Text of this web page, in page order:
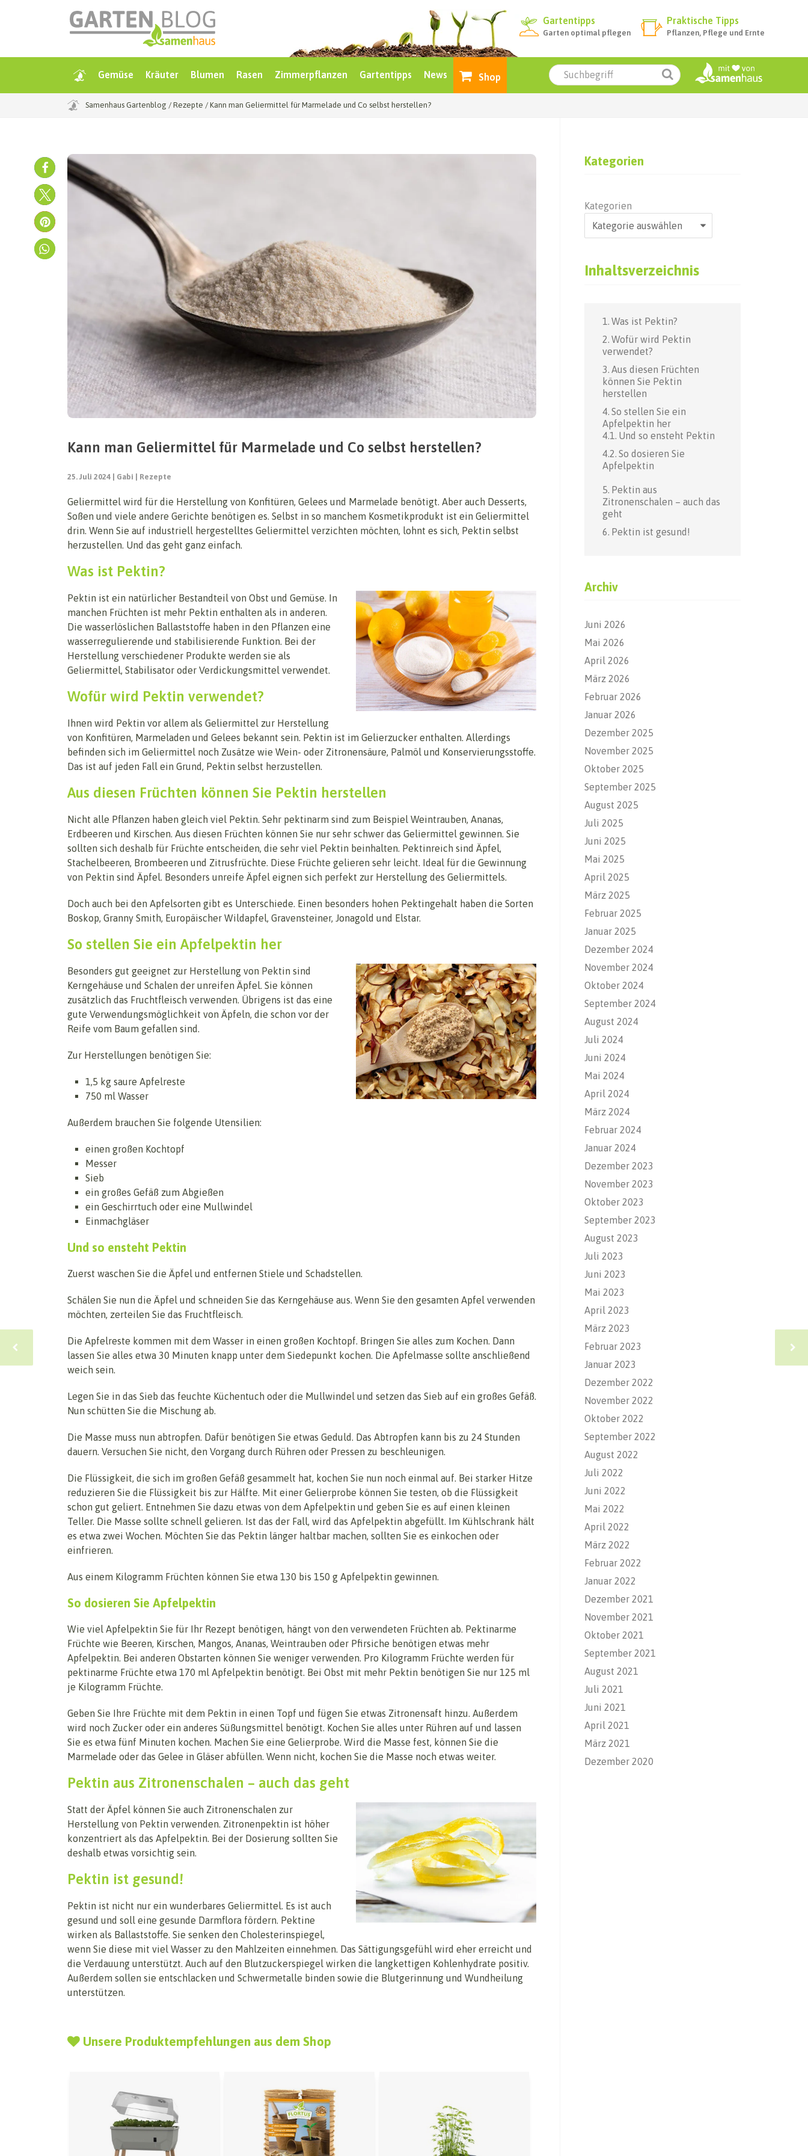
Gartentipps
Garten optimal pflegen
Praktische Tipps
Pflanzen, Pflege und Ernte
Gemüse Kräuter Blumen Rasen Zimmerpflanzen Gartentipps News Shop
Samenhaus Gartenblog / Rezepte / Kann man Geliermittel für Marmelade und Co selbst herstellen?
Kann man Geliermittel für Marmelade und Co selbst herstellen?
25. Juli 2024 Gabi Rezepte
Geliermittel wird für die Herstellung von Konfitüren, Gelees und Marmelade benötigt. Aber auch Desserts,
Soßen und viele andere Gerichte benötigen es. Selbst in so manchem Kosmetikprodukt ist ein Geliermittel
drin. Wenn Sie auf industriell hergestelltes Geliermittel verzichten möchten, lohnt es sich, Pektin selbst
herzustellen. Und das geht ganz einfach.
Was ist Pektin?
Pektin ist ein natürlicher Bestandteil von Obst und Gemüse. In
manchen Früchten ist mehr Pektin enthalten als in anderen.
Die wasserlöslichen Ballaststoffe haben in den Pflanzen eine
wasserregulierende und stabilisierende Funktion. Bei der
Herstellung verschiedener Produkte werden sie als
Geliermittel, Stabilisator oder Verdickungsmittel verwendet.
Wofür wird Pektin verwendet?
Ihnen wird Pektin vor allem als Geliermittel zur Herstellung
von Konfitüren, Marmeladen und Gelees bekannt sein. Pektin ist im Gelierzucker enthalten. Allerdings
befinden sich im Geliermittel noch Zusätze wie Wein- oder Zitronensäure, Palmöl und Konservierungsstoffe.
Das ist auf jeden Fall ein Grund, Pektin selbst herzustellen.
Aus diesen Früchten können Sie Pektin herstellen
Nicht alle Pflanzen haben gleich viel Pektin. Sehr pektinarm sind zum Beispiel Weintrauben, Ananas,
Erdbeeren und Kirschen. Aus diesen Früchten können Sie nur sehr schwer das Geliermittel gewinnen. Sie
sollten sich deshalb für Früchte entscheiden, die sehr viel Pektin beinhalten. Pektinreich sind Äpfel,
Stachelbeeren, Brombeeren und Zitrusfrüchte. Diese Früchte gelieren sehr leicht. Ideal für die Gewinnung
von Pektin sind Äpfel. Besonders unreife Äpfel eignen sich perfekt zur Herstellung des Geliermittels.
Doch auch bei den Apfelsorten gibt es Unterschiede. Einen besonders hohen Pektingehalt haben die Sorten
Boskop, Granny Smith, Europäischer Wildapfel, Gravensteiner, Jonagold und Elstar.
So stellen Sie ein Apfelpektin her
Besonders gut geeignet zur Herstellung von Pektin sind
Kerngehäuse und Schalen der unreifen Äpfel. Sie können
zusätzlich das Fruchtfleisch verwenden. Übrigens ist das eine
gute Verwendungsmöglichkeit von Äpfeln, die schon vor der
Reife vom Baum gefallen sind.
Zur Herstellungen benötigen Sie:
1,5 kg saure Apfelreste
750 ml Wasser
Außerdem brauchen Sie folgende Utensilien:
einen großen Kochtopf
Messer
Sieb
ein großes Gefäß zum Abgießen
ein Geschirrtuch oder eine Mullwindel
Einmachgläser
Und so ensteht Pektin
Zuerst waschen Sie die Äpfel und entfernen Stiele und Schadstellen.
Schälen Sie nun die Äpfel und schneiden Sie das Kerngehäuse aus. Wenn Sie den gesamten Apfel verwenden
möchten, zerteilen Sie das Fruchtfleisch.
Die Apfelreste kommen mit dem Wasser in einen großen Kochtopf. Bringen Sie alles zum Kochen. Dann
lassen Sie alles etwa 30 Minuten knapp unter dem Siedepunkt kochen. Die Apfelmasse sollte anschließend
weich sein.
Legen Sie in das Sieb das feuchte Küchentuch oder die Mullwindel und setzen das Sieb auf ein großes Gefäß.
Nun schütten Sie die Mischung ab.
Die Masse muss nun abtropfen. Dafür benötigen Sie etwas Geduld. Das Abtropfen kann bis zu 24 Stunden
dauern. Versuchen Sie nicht, den Vorgang durch Rühren oder Pressen zu beschleunigen.
Die Flüssigkeit, die sich im großen Gefäß gesammelt hat, kochen Sie nun noch einmal auf. Bei starker Hitze
reduzieren Sie die Flüssigkeit bis zur Hälfte. Mit einer Gelierprobe können Sie testen, ob die Flüssigkeit
schon gut geliert. Entnehmen Sie dazu etwas von dem Apfelpektin und geben Sie es auf einen kleinen
Teller. Die Masse sollte schnell gelieren. Ist das der Fall, wird das Apfelpektin abgefüllt. Im Kühlschrank hält
es etwa zwei Wochen. Möchten Sie das Pektin länger haltbar machen, sollten Sie es einkochen oder
einfrieren.
Aus einem Kilogramm Früchten können Sie etwa 130 bis 150 g Apfelpektin gewinnen.
So dosieren Sie Apfelpektin
Wie viel Apfelpektin Sie für Ihr Rezept benötigen, hängt von den verwendeten Früchten ab. Pektinarme
Früchte wie Beeren, Kirschen, Mangos, Ananas, Weintrauben oder Pfirsiche benötigen etwas mehr
Apfelpektin. Bei anderen Obstarten können Sie weniger verwenden. Pro Kilogramm Früchte werden für
pektinarme Früchte etwa 170 ml Apfelpektin benötigt. Bei Obst mit mehr Pektin benötigen Sie nur 125 ml
je Kilogramm Früchte.
Geben Sie Ihre Früchte mit dem Pektin in einen Topf und fügen Sie etwas Zitronensaft hinzu. Außerdem
wird noch Zucker oder ein anderes Süßungsmittel benötigt. Kochen Sie alles unter Rühren auf und lassen
Sie es etwa fünf Minuten kochen. Machen Sie eine Gelierprobe. Wird die Masse fest, können Sie die
Marmelade oder das Gelee in Gläser abfüllen. Wenn nicht, kochen Sie die Masse noch etwas weiter.
Pektin aus Zitronenschalen – auch das geht
Statt der Äpfel können Sie auch Zitronenschalen zur
Herstellung von Pektin verwenden. Zitronenpektin ist höher
konzentriert als das Apfelpektin. Bei der Dosierung sollten Sie
deshalb etwas vorsichtig sein.
Pektin ist gesund!
Pektin ist nicht nur ein wunderbares Geliermittel. Es ist auch
gesund und soll eine gesunde Darmflora fördern. Pektine
wirken als Ballaststoffe. Sie senken den Cholesterinspiegel,
wenn Sie diese mit viel Wasser zu den Mahlzeiten einnehmen. Das Sättigungsgefühl wird eher erreicht und
die Verdauung unterstützt. Auch auf den Blutzuckerspiegel wirken die langkettigen Kohlenhydrate positiv.
Außerdem sollen sie entschlacken und Schwermetalle binden sowie die Blutgerinnung und Wundheilung
unterstützen.
Unsere Produktempfehlungen aus dem Shop
Kategorien
Kategorien
Inhaltsverzeichnis
Was ist Pektin?
Wofür wird Pektin
verwendet?
Aus diesen Früchten
können Sie Pektin
herstellen
So stellen Sie ein
Apfelpektin her
Und so ensteht Pektin
So dosieren Sie
Apfelpektin
Pektin aus
Zitronenschalen – auch das
geht
Pektin ist gesund!
Archiv
Juni 2026
Mai 2026
April 2026
März 2026
Februar 2026
Januar 2026
Dezember 2025
November 2025
Oktober 2025
September 2025
August 2025
Juli 2025
Juni 2025
Mai 2025
April 2025
März 2025
Februar 2025
Januar 2025
Dezember 2024
November 2024
Oktober 2024
September 2024
August 2024
Juli 2024
Juni 2024
Mai 2024
April 2024
März 2024
Februar 2024
Januar 2024
Dezember 2023
November 2023
Oktober 2023
September 2023
August 2023
Juli 2023
Juni 2023
Mai 2023
April 2023
März 2023
Februar 2023
Januar 2023
Dezember 2022
November 2022
Oktober 2022
September 2022
August 2022
Juli 2022
Juni 2022
Mai 2022
April 2022
März 2022
Februar 2022
Januar 2022
Dezember 2021
November 2021
Oktober 2021
September 2021
August 2021
Juli 2021
Juni 2021
April 2021
März 2021
Dezember 2020